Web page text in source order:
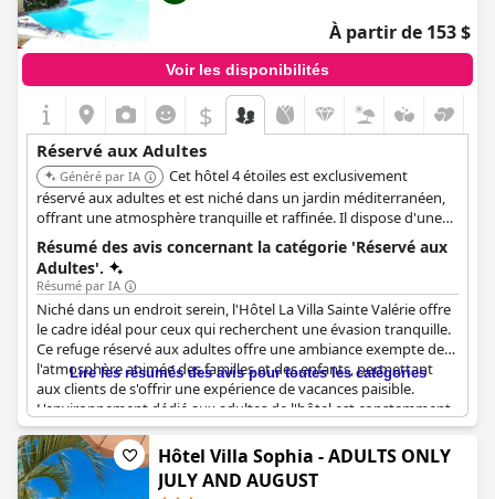
À partir de 153 $
Voir les disponibilités
$
Réservé aux Adultes
Généré par IA
Cet hôtel 4 étoiles est exclusivement
réservé aux adultes et est niché dans un jardin méditerranéen,
offrant une atmosphère tranquille et raffinée. Il dispose d'une
piscine extérieure, d'un bar lounge et de chambres spacieuses
et climatisées. Il est idéalement situé près des plages et du
centre de Juan-les-Pins.
Résumé des avis concernant la catégorie 'Réservé aux
Adultes'.
Résumé par IA
Niché dans un endroit serein, l'Hôtel La Villa Sainte Valérie offre
le cadre idéal pour ceux qui recherchent une évasion tranquille.
Ce refuge réservé aux adultes offre une ambiance exempte de
l'atmosphère animée des familles et des enfants, permettant
aux clients de s'offrir une expérience de vacances paisible.
L'environnement dédié aux adultes de l'hôtel est constamment
apprécié par les visiteurs, garantissant un séjour reposant où la
relaxation est au centre de l'attention. Un séjour ici promet
quiétude et calme, en faisant un choix idéal pour les voyageurs
souhaitant se déconnecter et se détendre.
Lire les résumés des avis pour toutes les catégories
Hôtel Villa Sophia - ADULTS ONLY
JULY AND AUGUST